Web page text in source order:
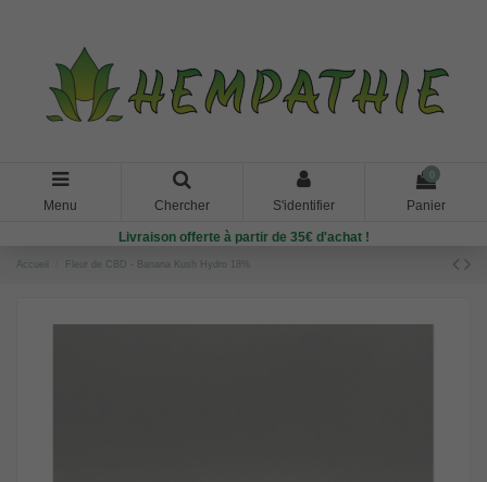
Menu Chercher S'identifier
0
Panier
Livraison offerte à partir de 35€ d'achat !
Accueil Fleur de CBD - Banana Kush Hydro 18%